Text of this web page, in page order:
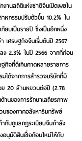
านสถิติแห่งชาติจีนเปิดเผยใน
หกรรมปรับตัวขึ้น 10.2% ใน
ยบเป็นรายปี ซึ่งเป็นอีกหนึ่ง
ศรษฐกิจจีนเริ่มต้นปี 2567
ง 2.3% ในปี 2566 จากที่ก่อน
กิจที่ดีเกินคาดหลายรายการ
ได้จากการสำรวจบริษัทที่มี
ย 20 ล้านหยวนต่อปี (2.78
นของการรักษาเสถียรภาพ
นของภาคอสังหาริมทรัพย์
กับดูแลกฎระเบียบจีนกำลัง
นุมัติสินเชื่อก้อนใหม่ให้กับ